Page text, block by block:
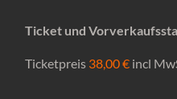
Ticket und
Ticketpreis 38,00 € incl